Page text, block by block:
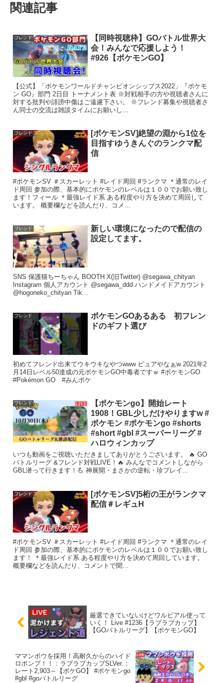
関連記事
フレンド
【同時視聴枠】GOバトル世界大
会！みんなで応援しよう！
#926【ポケモンGO】
【公式】「ポケモンワールドチャンピオンシップス2022」『ポケモ
ン GO』部門 2日目 トーナメント表 ※対戦相手の方や視聴者さんに
対する批判や誹謗中傷はご遠慮下さい。 ※フレンド募集や視聴者さ
ん同士の交流は雑談タイムにお願いし...
フレンド
[ポケモンSV]絶望の淵から1位を
目指すゆうきんぐのランクマ配
信
#ポケモンSV ＃スカーレット #レイド周回 #ランクマ ＊通常のレイ
ド周回 参加の際、基本的にポケモンのレベルは１００でお願い致し
ます！フィール ＊最強レイド系 ある程度やり方を決めて周回して
います。 概要欄などを読んだり、コメ...
フレンド
新しい環境になったので配信の
設定してます。
SNS 保護猫ちーちゃん BOOTH X(旧Twitter) @segawa_chityan
Instagram 個人アカウント @segawa_ddd ハンドメイドアカウント
@hogoneko_chityan Tik...
フレンド
ポケモンGOあるある 初フレン
ドのギフト選び
初めてフレンド出来てウキウキなやつwww ピュアやなぁw 2021年2
月14日レベル50達成の元ポケモンGO中毒者ですｗ #ポケモンGO
#Pokémon GO #みんポケ
フレンド
【ポケモンgo】開始レート
1908！GBL少しだけやりますw #
ポケモン #ポケモンgo #shorts
#short #gbl #スーパーリーグ #
ハロウィンカップ
いつも動画をご視聴いただきましてありがとうございます。 🔥 GO
バトルリーグ &フレンド対戦LIVE！🔥 みんなでコメントしながら
GBL潜って行きます！💪 神展開・まさかの逆転・珍プレイ...
フレンド
[ポケモンSV]5桁の王がランクマ
配信＃レギュH
#ポケモンSV ＃スカーレット #レイド周回 #ランクマ ＊通常のレイ
ド周回 参加の際、基本的にポケモンのレベルは１００でお願い致し
ます！ ＊最強レイド系 ある程度やり方を決めて周回しています。
概要欄などを読んだり、コメントで聞...
厳選できていないけどワルビアル使って
いく！ Live #1236【ラブラブカップ】
【GOバトルリーグ】【ポケモンGO】
ママンボウを採用！高耐久からのハイド
ロポンプ！！：ラブラブカップSLVer.：
レート2,903～【ポケGO】 #ポケモンgo
#gbl #goバトルリーグ